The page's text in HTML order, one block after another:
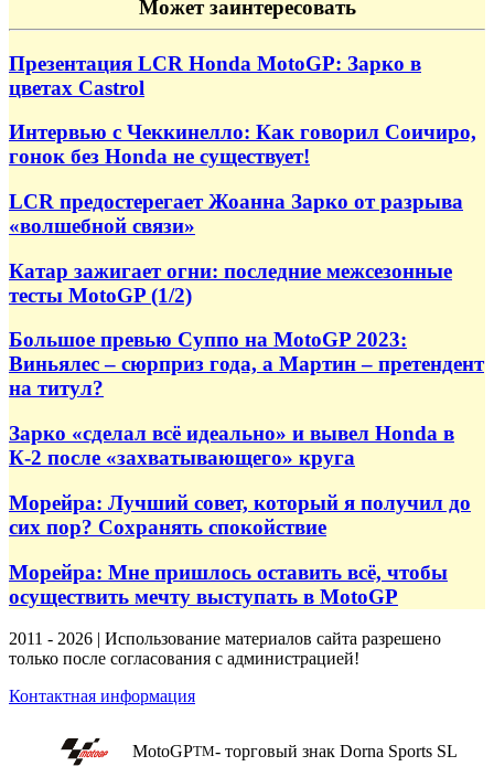
Может заинтересовать
Презентация LCR Honda MotoGP: Зарко в
цветах Castrol
Интервью с Чеккинелло: Как говорил Соичиро,
гонок без Honda не существует!
LCR предостерегает Жоанна Зарко от разрыва
«волшебной связи»
Катар зажигает огни: последние межсезонные
тесты MotoGP (1/2)
Большое превью Суппо на MotoGP 2023:
Виньялес – сюрприз года, а Мартин – претендент
на титул?
Зарко «сделал всё идеально» и вывел Honda в
К-2 после «захватывающего» круга
Морейра: Лучший совет, который я получил до
сих пор? Сохранять спокойствие
Морейра: Мне пришлось оставить всё, чтобы
осуществить мечту выступать в MotoGP
2011 - 2026 | Использование материалов сайта разрешено
только после согласования с администрацией!
Контактная информация
MotoGPTM- торговый знак Dorna Sports SL